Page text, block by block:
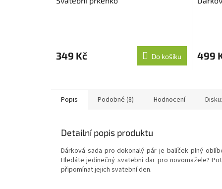
349 Kč Do košíku 499
Popis Podobné (8) Hodnocení
Detailní popis produktu
Dárková sada pro dokonalý pár je balíček plný
Hledáte jedinečný svatební dar pro novomažele?
připomínat jejich svatební den.